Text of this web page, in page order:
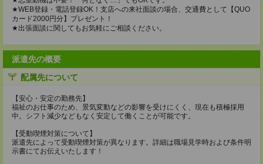
★WEB登録・電話登録OK！支店への来社面談の場合、交通費として【QUO
カード2000円分】プレゼント！
★出張面談に関してもお気軽にご相談ください。
派遣先の概要
配属先について
【安心・安定の勤務先】
福祉のお仕事のため、景気変動などの影響を受けにくく、現在も積極採用
中。シフト減少などもなく安定して働くことが可能です。
【受動喫煙対策について】
派遣先によって受動喫煙対策が異なります。詳細は職場見学時および条件明
示書にてお伝えいたします！